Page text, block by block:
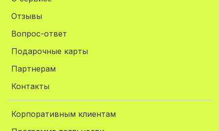
Отзывы
Вопрос-ответ
Подарочные карты
Партнерам
Контакты
Корпоративным клиентам